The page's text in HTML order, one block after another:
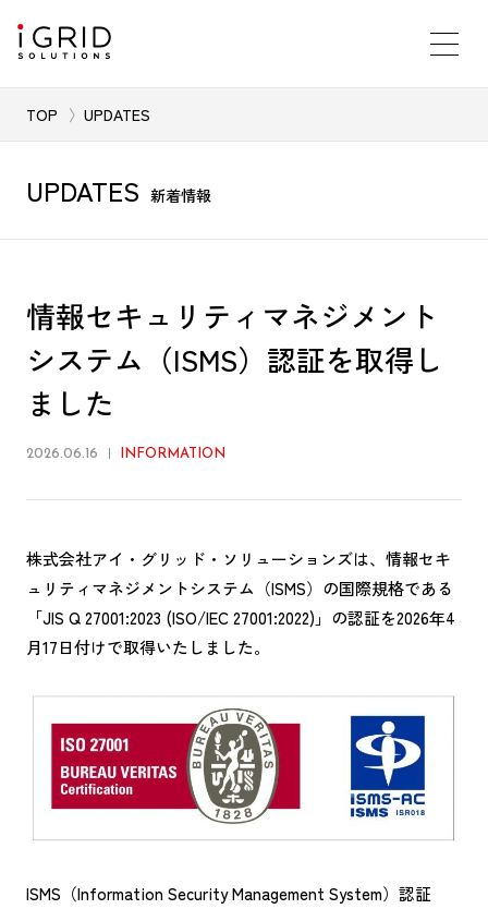
TOP UPDATES
UPDATES 新着情報
情報セキュリティマネジメント
システム（ISMS）認証を取得し
ました
2026.06.16 INFORMATION
株式会社アイ・グリッド・ソリューションズは、情報セキ
ュリティマネジメントシステム（ISMS）の国際規格である
「JIS Q 27001:2023 (ISO/IEC 27001:2022)」の認証を2026年4
月17日付けで取得いたしました。
ISMS（Information Security Management System）認証